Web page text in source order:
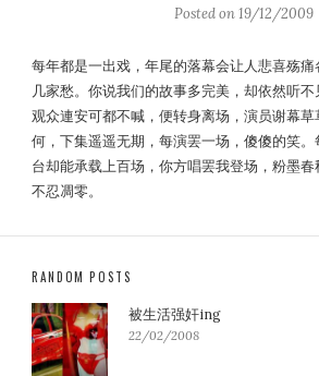
Posted on 19/12/2009
每年都是一出戏，年尾的落幕会让人悲喜殇
几家愁。你说我们的故事多完美，却依然听不
观众連安可都不喊，便转身离场，演员谢幕
何，下集遥遥无期，每演罢一场，傻傻的笑
台却能承载上百场，你方唱罢我登场，粉墨
不忍凋零。
RANDOM POSTS
被生活强奸ing
22/02/2008